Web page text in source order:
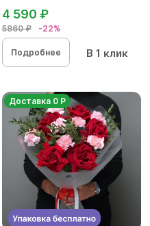
5860 ₽ -22%
4 590 ₽
Подробнее В 1 клик
Доставка 0 Р